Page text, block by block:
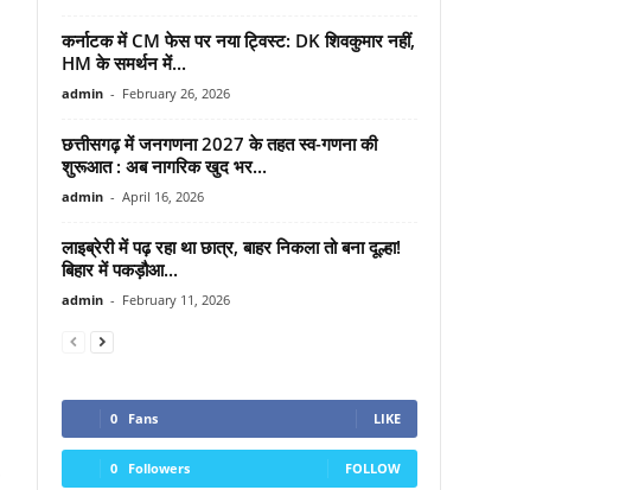
कर्नाटक में CM फेस पर नया ट्विस्ट: DK शिवकुमार नहीं,
HM के समर्थन में...
admin - February 26, 2026
छत्तीसगढ़ में जनगणना 2027 के तहत स्व-गणना की
शुरूआत : अब नागरिक खुद भर...
admin - April 16, 2026
लाइब्रेरी में पढ़ रहा था छात्र, बाहर निकला तो बना दूल्हा!
बिहार में पकड़ौआ...
admin - February 11, 2026
0 Fans LIKE
0 Followers FOLLOW